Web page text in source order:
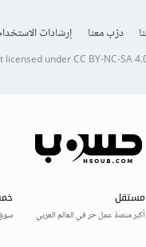
درّب معنا إرشادات
licensed underCC BY-NC-SA